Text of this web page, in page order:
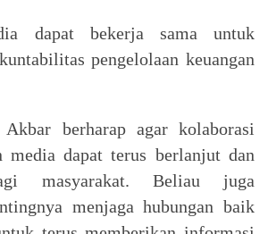
dapat bekerja sama untuk
pengelolaan keuangan
berharap agar kolaborasi
media dapat terus berlanjut dan
masyarakat. Beliau juga
menjaga hubungan baik